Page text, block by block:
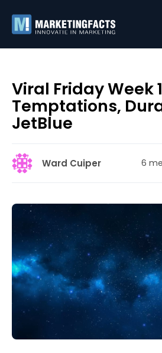
Viral Friday Week
Temptations,
JetBlue
Ward Cuiper 6